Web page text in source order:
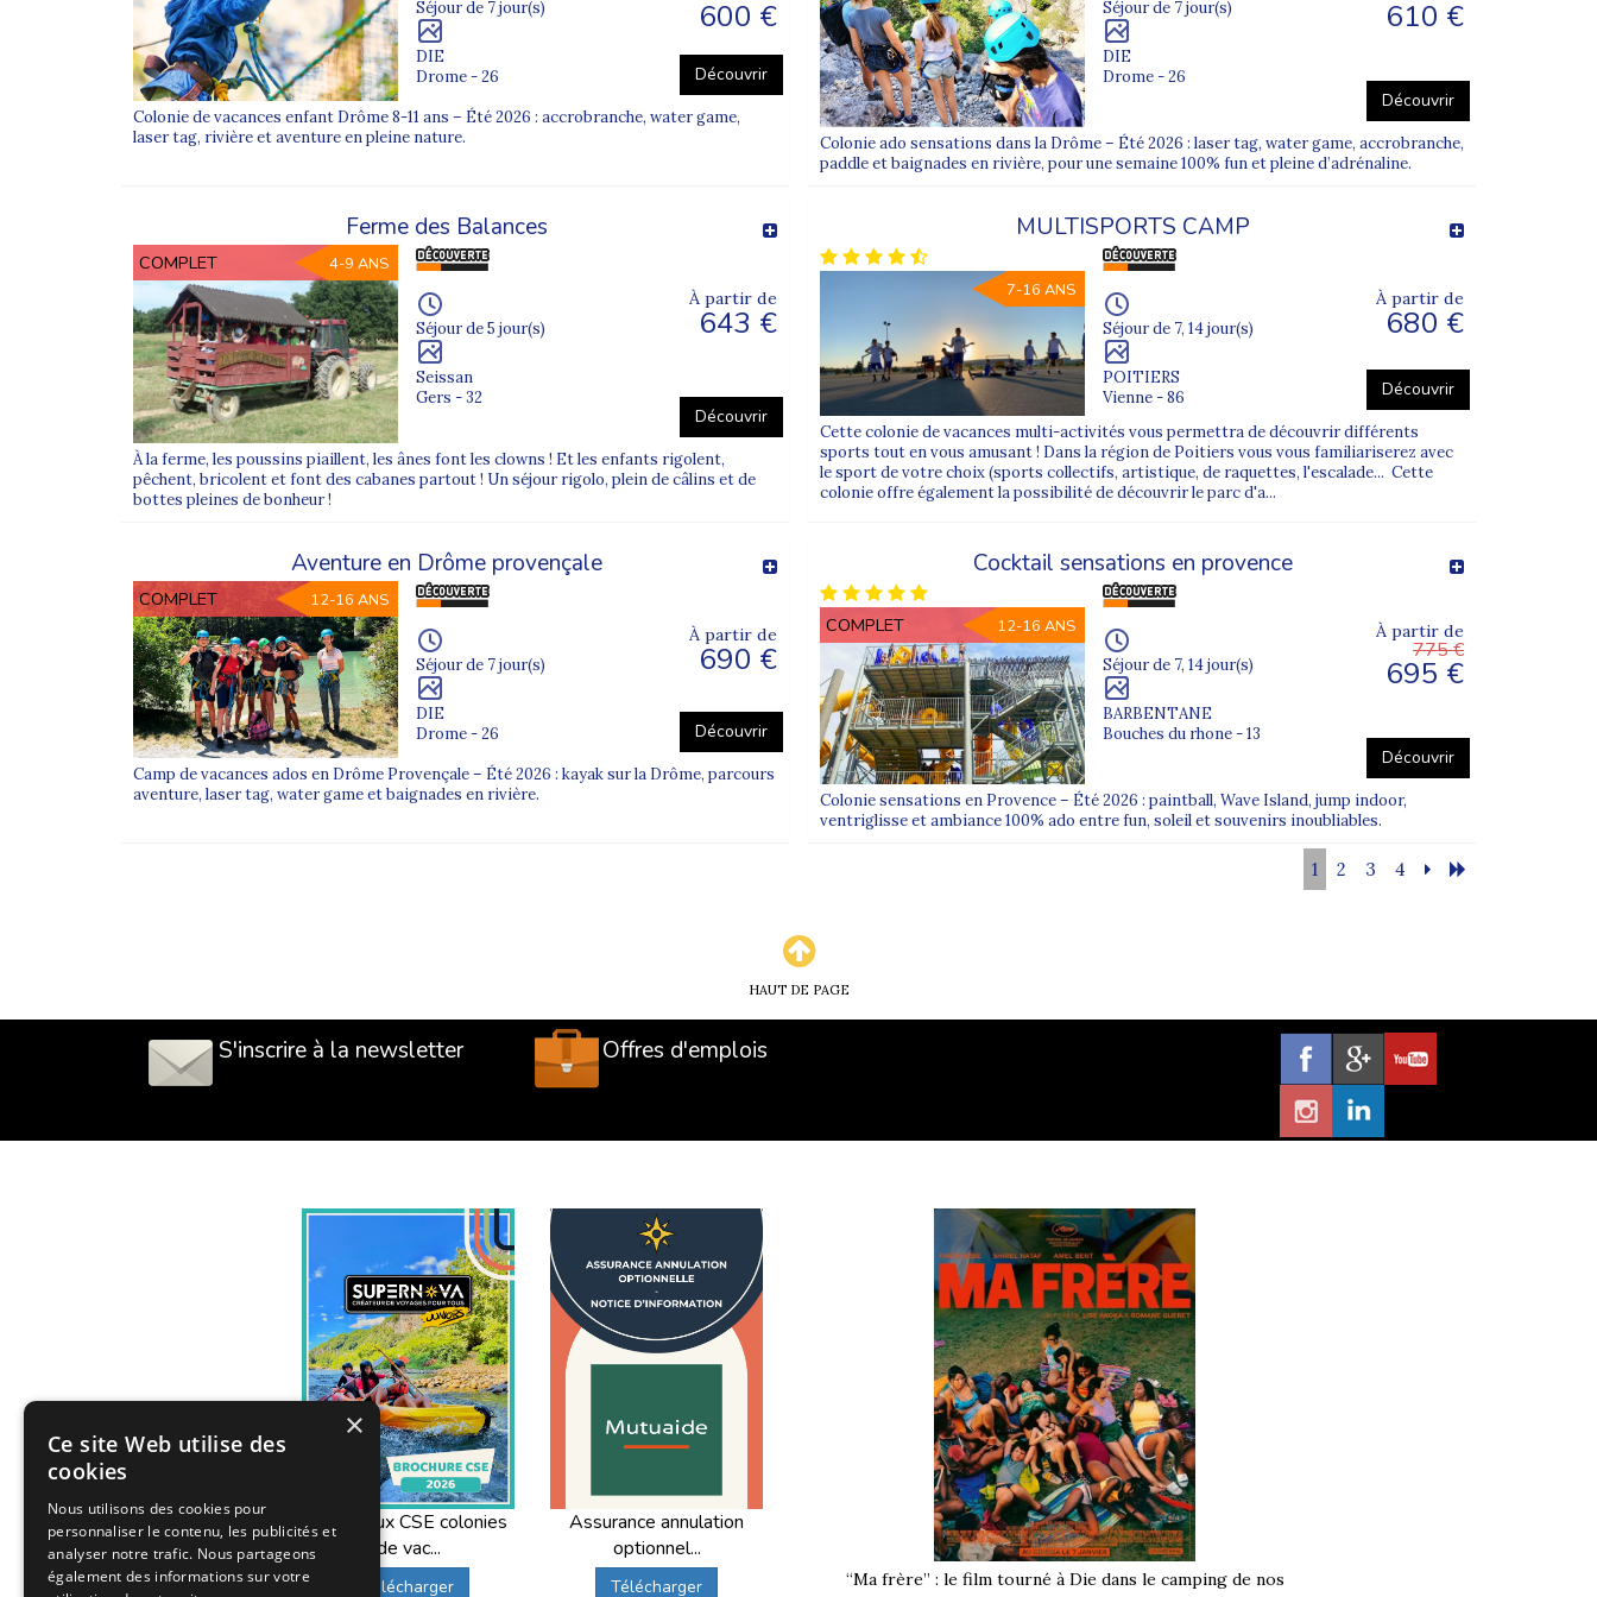
Où trouver les colonies multi-activités Supernova Juniors ?
Vous pouvez découvrir l’ensemble de nos
colonies de vacances Supernova Juniorsdirectement sur notre site et choisir le séjour le plus adapté à votre enfant.
Séjour de 7 jour(s)
DIE
Drome - 26
600 €
Découvrir
Colonie de vacances enfant Drôme 8-11 ans – Été 2026 : accrobranche, water game,
laser tag, rivière et aventure en pleine nature.
Séjour de 7 jour(s)
DIE
Drome - 26
610 €
Découvrir
Colonie ado sensations dans la Drôme – Été 2026 : laser tag, water game, accrobranche,
paddle et baignades en rivière, pour une semaine 100% fun et pleine d’adrénaline.
Ferme des Balances
COMPLET 4-9 ANS
Séjour de 5 jour(s)
Seissan
Gers - 32
À partir de
643 €
Découvrir
À la ferme, les poussins piaillent, les ânes font les clowns ! Et les enfants rigolent,
pêchent, bricolent et font des cabanes partout ! Un séjour rigolo, plein de câlins et de
bottes pleines de bonheur !
MULTISPORTS CAMP
7-16 ANS
Séjour de 7, 14 jour(s)
POITIERS
Vienne - 86
À partir de
680 €
Découvrir
Cette colonie de vacances multi-activités vous permettra de découvrir différents
sports tout en vous amusant ! Dans la région de Poitiers vous vous familiariserez avec
le sport de votre choix (sports collectifs, artistique, de raquettes, l'escalade... Cette
colonie offre également la possibilité de découvrir le parc d'a...
Aventure en Drôme provençale
COMPLET 12-16 ANS
Séjour de 7 jour(s)
DIE
Drome - 26
À partir de
690 €
Découvrir
Camp de vacances ados en Drôme Provençale – Été 2026 : kayak sur la Drôme, parcours
aventure, laser tag, water game et baignades en rivière.
Cocktail sensations en provence
COMPLET 12-16 ANS
Séjour de 7, 14 jour(s)
BARBENTANE
Bouches du rhone - 13
À partir de
775 €
695 €
Découvrir
Colonie sensations en Provence – Été 2026 : paintball, Wave Island, jump indoor,
ventriglisse et ambiance 100% ado entre fun, soleil et souvenirs inoubliables.
1 2 3 4
HAUT DE PAGE
S'inscrire à la newsletter Offres d'emplois
Offres aux CSE colonies
de vac...
Télécharger
Assurance annulation
optionnel...
Télécharger “Ma frère” : le film tourné à Die dans le camping de nos
×
Ce site Web utilise des
cookies
Nous utilisons des cookies pour
personnaliser le contenu, les publicités et
analyser notre trafic. Nous partageons
également des informations sur votre